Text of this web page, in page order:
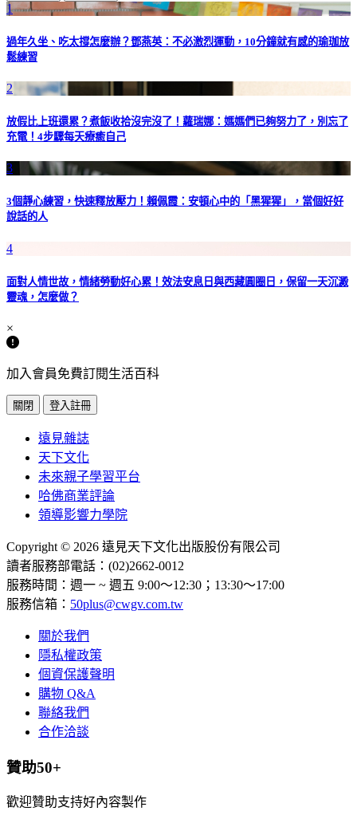
1
過年久坐、吃太撐怎麼辦？鄧燕英：不必激烈運動，10分鐘就有感的瑜珈放
鬆練習
2
放假比上班還累？煮飯收拾沒完沒了！蘿瑞娜：媽媽們已夠努力了，別忘了
充電！4步驟每天療癒自己
3
3個靜心練習，快速釋放壓力！賴佩霞：安頓心中的「黑猩猩」，當個好好
說話的人
4
面對人情世故，情緒勞動好心累！效法安息日與西藏圓圈日，保留一天沉澱
靈魂，怎麼做？
×
加入會員免費訂閱生活百科
關閉 登入註冊
遠見雜誌
天下文化
未來親子學習平台
哈佛商業評論
領導影響力學院
Copyright © 2026 遠見天下文化出版股份有限公司
讀者服務部電話：(02)2662-0012
服務時間：週一 ~ 週五 9:00～12:30；13:30～17:00
服務信箱： 50plus@cwgv.com.tw
關於我們
隱私權政策
個資保護聲明
購物 Q&A
聯絡我們
合作洽談
贊助50+
歡迎贊助支持好內容製作